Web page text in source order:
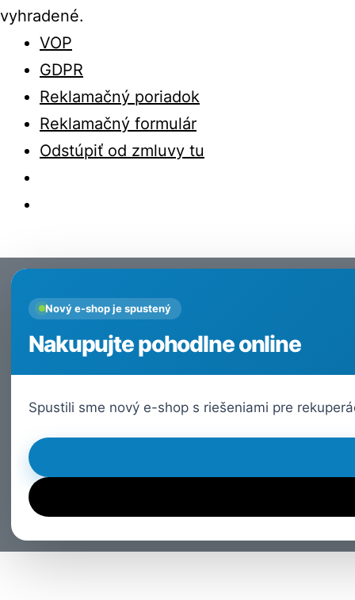
vyhradené.
VOP
GDPR
Reklamačný poriadok
Reklamačný formulár
Odstúpiť od zmluvy tu
Nový e-shop je spustený
Nakupujte pohodlne online
Spustili sme nový e-shop s riešeniami pre